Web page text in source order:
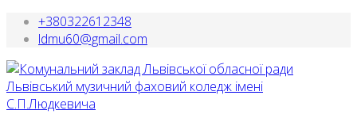
+380322612348
ldmu60@gmail.com